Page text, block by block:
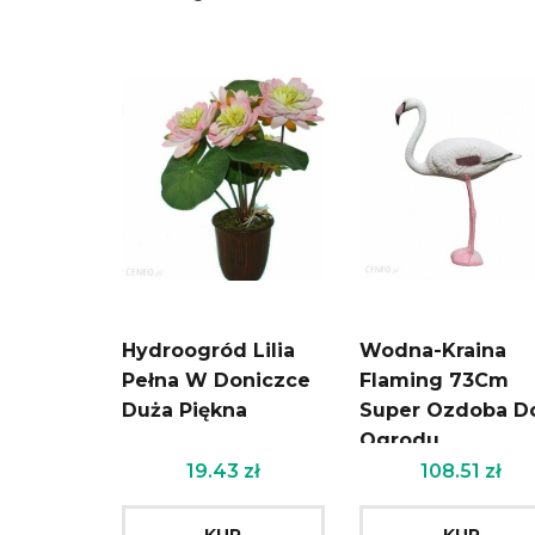
Hydroogród Lilia
Pełna W Doniczce
Duża Piękna
19.43 zł
Wodna-Kraina
Flaming 73Cm
Super Ozdoba
Ogrodu
108.51 zł